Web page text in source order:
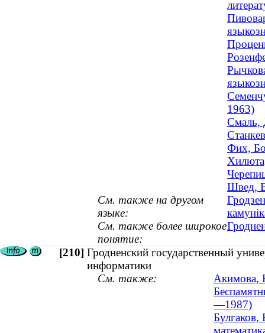
1963)
Смаль,
Фих,
Швед,
См. также на другом
языке:
См. также более широкое
понятие:
[210] Гродненский государственный
информатики
См. также:
Акимова,
—1987)
Булгаков,